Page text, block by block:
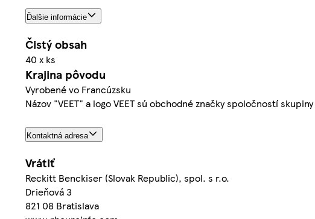
Ďalšie informácie
Čistý obsah
40 x ks
Krajina pôvodu
Vyrobené vo Francúzsku
Názov "VEET" a logo VEET sú obchodné značky spoločností
Kontaktná adresa
Vrátiť
Reckitt Benckiser (Slovak Republic), spol. s r.o.
Drieňová 3
821 08 Bratislava